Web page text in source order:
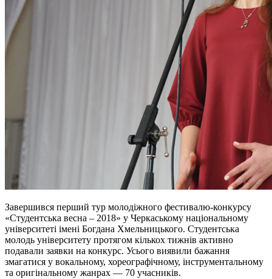
Завершився перший тур молодіжного фестивалю-конкурсу
«Студентська весна – 2018» у Черкаському національному
університеті імені Богдана Хмельницького. Студентська
молодь університету протягом кількох тижнів активно
подавали заявки на конкурс. Усього виявили бажання
змагатися у вокальному, хореографічному, інструментальному
та оригінальному жанрах — 70 учасників.